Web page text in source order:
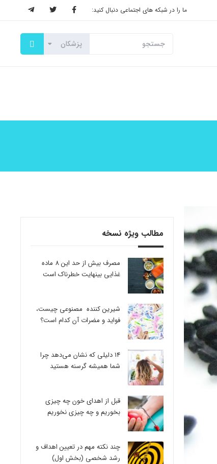
ما را در شبکه های اجتماعی دنبال کنید:
مطالب ویژه نسخه
مصرف بیش از حد این 8 ماده
غذایی بینهایت خطرناک است
شیرین کننده مصنوعی چیست،
فواید و مضرات آن کدام است؟
14 دلیلی که نشان می‌دهد چرا
شما همیشه گرسنه هستید
قبل از اهدای خون چه چیزی
بخوریم و چه چیزی نخوریم
چند نکته مهم در تعیین اهداف و
رشد شخصی (بخش اول)